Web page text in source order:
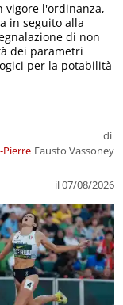
Pierre
di
Fausto Vassoney
il 07/08/2026
vigore l'ordinanza,
in seguito alla
di non
dei parametri
per la potabilità